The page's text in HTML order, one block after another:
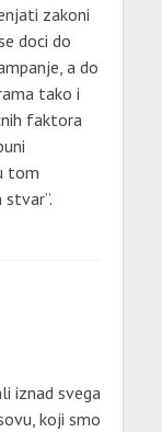
zakoni
doci do
a do
tako i
faktora
tom
iznad svega
koji smo